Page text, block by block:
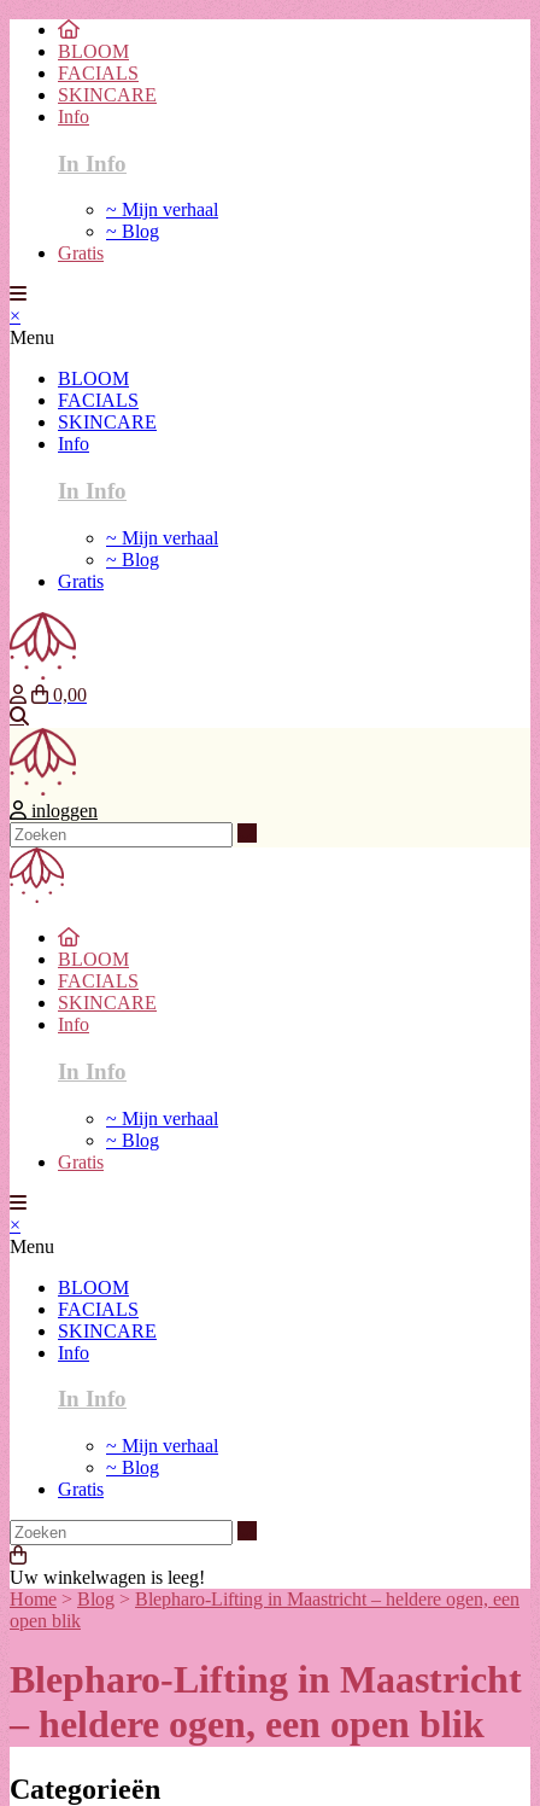
BLOOM
FACIALS
SKINCARE
Info
In Info
~ Mijn verhaal
~ Blog
Gratis
×
Menu
BLOOM
FACIALS
SKINCARE
Info
In Info
~ Mijn verhaal
~ Blog
Gratis
0,00
inloggen
BLOOM
FACIALS
SKINCARE
Info
In Info
~ Mijn verhaal
~ Blog
Gratis
×
Menu
BLOOM
FACIALS
SKINCARE
Info
In Info
~ Mijn verhaal
~ Blog
Gratis
Uw winkelwagen is leeg!
Home > Blog > Blepharo-Lifting in Maastricht – heldere ogen, een
open blik
Blepharo-Lifting in Maastricht
– heldere ogen, een open blik
Categorieën